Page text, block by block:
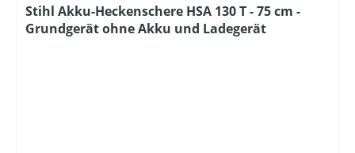
Stihl Akku-Heckenschere HSA 130 T - 75 cm -
Grundgerät ohne Akku und Ladegerät